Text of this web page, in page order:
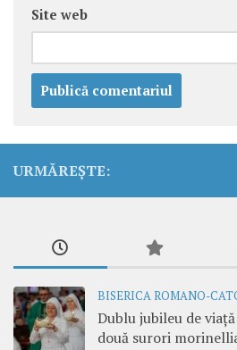
Site web
URMĂREȘTE:
BISERICA ROMANO-
Dublu jubileu de
două surori